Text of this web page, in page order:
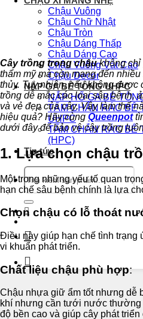
Chậu Vuông
Chậu Chữ Nhật
Chậu Tròn
Chậu Dáng Thấp
Chậu Dáng Cao
Chậu Vuông Vát Cao
Chậu Decor
NẮP GA BÊ TÔNG UHPC
NẮP HỐ GA BÊ
TẤM CHẮN RÁC BÊ
UHPC
TẤM CHẮN RÁC BÊ
(HPC)
Tin tức
Tìm
kiếm:
Cây trồng trong chậukhông chỉ
thẩm mỹ mà còn mang đến
thủy. Tuy nhiên, nếu không được
trồng dễ mắc các loại sâu bệnh,
và vẻ đẹp của cây. Vậy làm thế
hiệu quả? Hãy cùng Queenpot
dưới đây để bảo vệ cây trồng
1. Lựa chọn chậu
Một trong những yếu tố quan
hạn chế sâu bệnh chính là lựa
Chọn chậu có lỗ thoát
Điều này giúp hạn chế tình trạng
vi khuẩn phát triển.
Chất liệu chậu phù hợp:
Chậu nhựa giữ ẩm tốt nhưng dễ
khí nhưng cần tưới nước thường
độ bền cao và giúp cây phát